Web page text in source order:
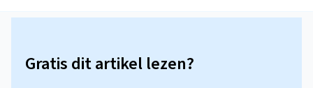
Gratis dit artikel lezen?